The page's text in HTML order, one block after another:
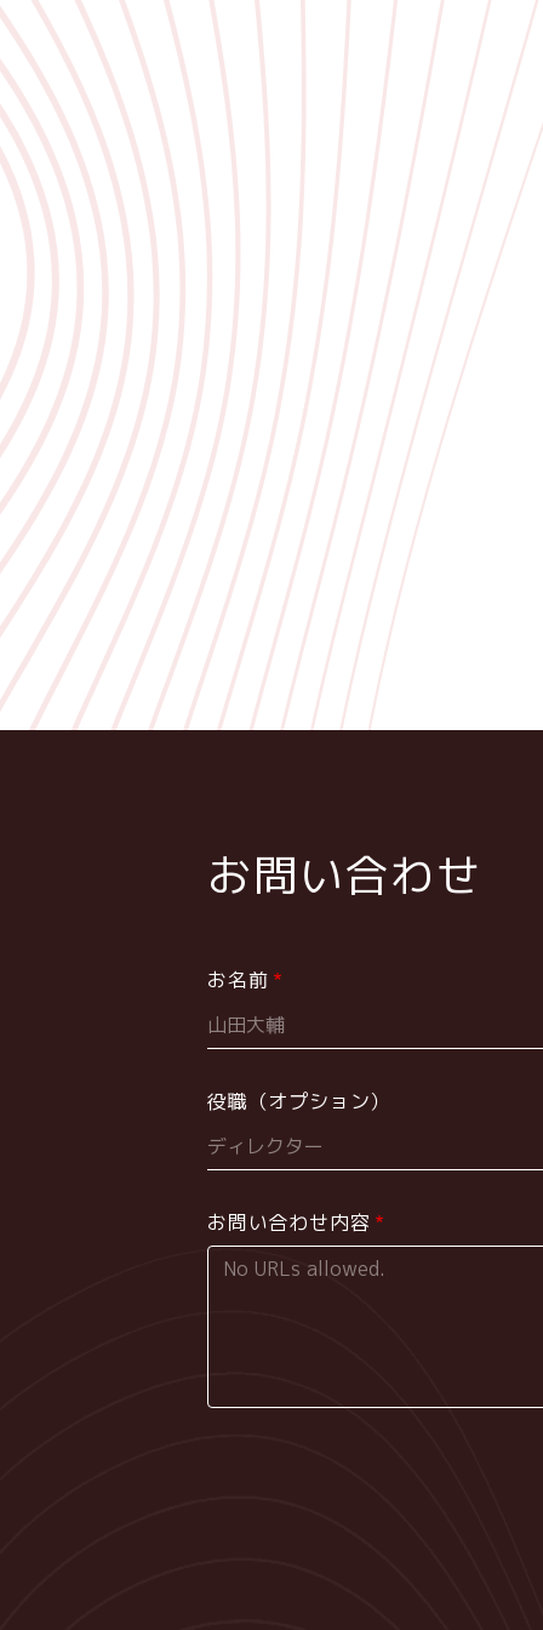
お問い合わせ
お名前
役職（オプション）
お問い合わせ内容